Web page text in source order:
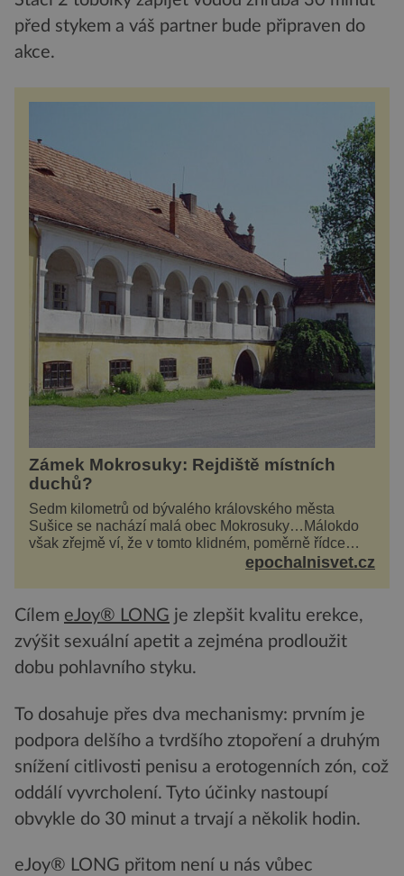
před stykem a váš partner bude připraven do
akce.
Zámek Mokrosuky: Rejdiště místních
duchů?
Sedm kilometrů od bývalého královského města
Sušice se nachází malá obec Mokrosuky…Málokdo
však zřejmě ví, že v tomto klidném, poměrně řídce
navštěvovaném koutu vesnické Šumavy se nachází
epochalnisvet.cz
Cílem eJoy® LONG je zlepšit kvalitu erekce,
zvýšit sexuální apetit a zejména prodloužit
dobu pohlavního styku.
To dosahuje přes dva mechanismy: prvním je
podpora delšího a tvrdšího ztopoření a druhým
snížení citlivosti penisu a erotogenních zón, což
oddálí vyvrcholení. Tyto účinky nastoupí
obvykle do 30 minut a trvají a několik hodin.
eJoy® LONG přitom není u nás vůbec